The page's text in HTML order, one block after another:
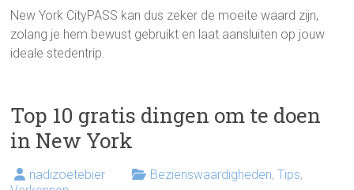
New York CityPASS kan dus zeker de moeite waard zijn,
zolang je hem bewust gebruikt en laat aansluiten op jouw
ideale stedentrip.
Top 10 gratis dingen om te doen
in New York
nadizoetebier Bezienswaardigheden,Tips,